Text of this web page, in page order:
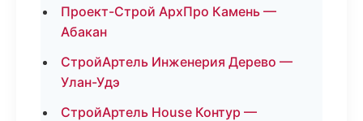
Проект-Строй АрхПро Камень —
Абакан
СтройАртель Инженерия Дерево —
Улан-Удэ
СтройАртель House Контур —